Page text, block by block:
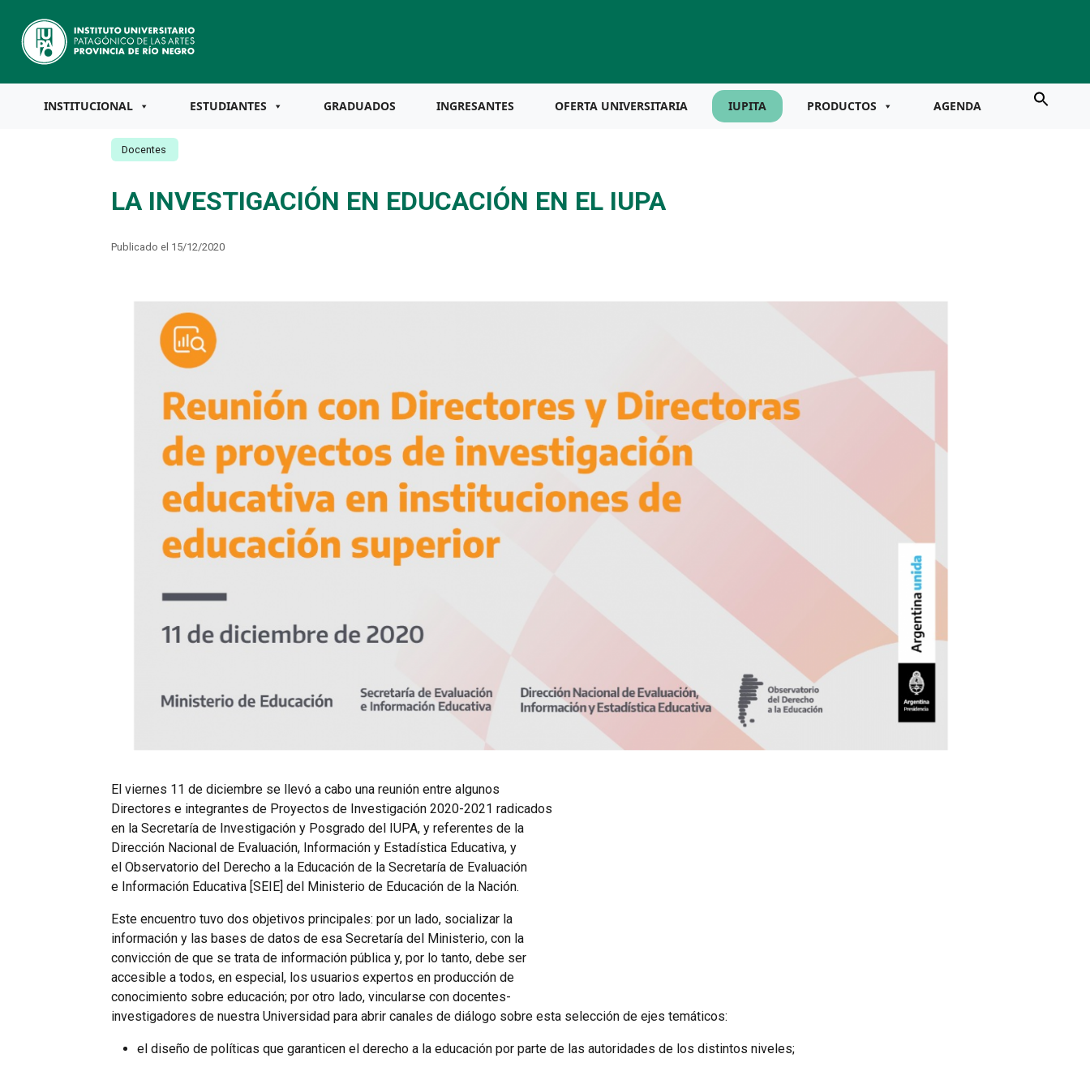
INSTITUCIONAL ESTUDIANTES GRADUADOS INGRESANTES OFERTA UNIVERSITARIA IUPITA PRODUCTOS AGENDA
Docentes
LA INVESTIGACIÓN EN EDUCACIÓN EN EL IUPA
Publicado el 15/12/2020
El viernes 11 de diciembre se llevó a cabo una reunión entre algunos
Directores e integrantes de Proyectos de Investigación 2020-2021 radicados
en la Secretaría de Investigación y Posgrado del IUPA, y referentes de la
Dirección Nacional de Evaluación, Información y Estadística Educativa, y
el Observatorio del Derecho a la Educación de la Secretaría de Evaluación
e Información Educativa [SEIE] del Ministerio de Educación de la Nación.
Este encuentro tuvo dos objetivos principales: por un lado, socializar la
información y las bases de datos de esa Secretaría del Ministerio, con la
convicción de que se trata de información pública y, por lo tanto, debe ser
accesible a todos, en especial, los usuarios expertos en producción de
conocimiento sobre educación; por otro lado, vincularse con docentes-
investigadores de nuestra Universidad para abrir canales de diálogo sobre esta selección de ejes temáticos:
el diseño de políticas que garanticen el derecho a la educación por parte de las autoridades de los distintos niveles;